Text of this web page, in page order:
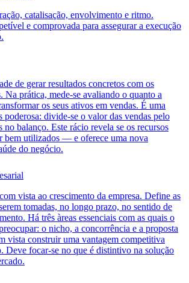
catalisação, envolvimento e ritmo.
e comprovada para assegurar a execução
de gerar resultados concretos com os
Na prática, mede-se avaliando o quanto a
os seus ativos em vendas. É uma
poderosa: divide-se o valor das vendas pelo
balanço. Este rácio revela se os recursos
bem utilizados — e oferece uma nova
do negócio.
vista ao crescimento da empresa. Define as
tomadas, no longo prazo, no sentido de
Há três àreas essenciais com as quais o
o nicho, a concorrência e a proposta
vista construir uma vantagem competitiva
Deve focar-se no que é distintivo na solução